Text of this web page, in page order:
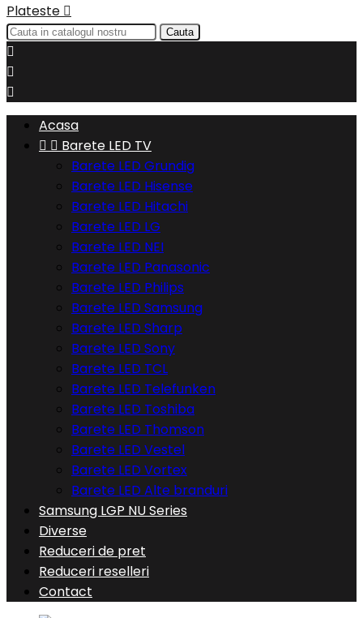
Plateste 
Cauta



Acasa
  Barete LED TV
Barete LED Grundig
Barete LED Hisense
Barete LED Hitachi
Barete LED LG
Barete LED NEI
Barete LED Panasonic
Barete LED Philips
Barete LED Samsung
Barete LED Sharp
Barete LED Sony
Barete LED TCL
Barete LED Telefunken
Barete LED Toshiba
Barete LED Thomson
Barete LED Vestel
Barete LED Vortex
Barete LED Alte branduri
Samsung LGP NU Series
Diverse
Reduceri de pret
Reduceri reselleri
Contact